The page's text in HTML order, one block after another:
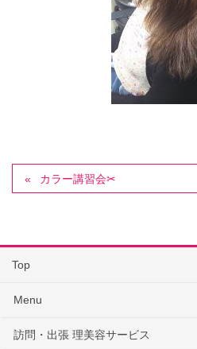
カラー講習会✂
Top
Menu
訪問・出張 理美容サービス